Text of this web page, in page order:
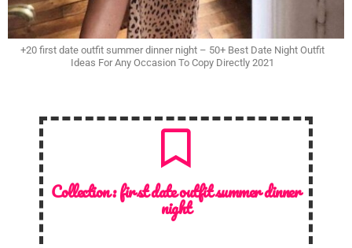
+20 first date outfit summer dinner night – 50+ Best Date Night Outfit
Ideas For Any Occasion To Copy Directly 2021
Collection :first date outfit summer dinner
night